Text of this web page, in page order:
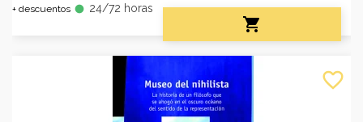
+ descuentos fiber_manual_record 24/72 horas

favorite_border